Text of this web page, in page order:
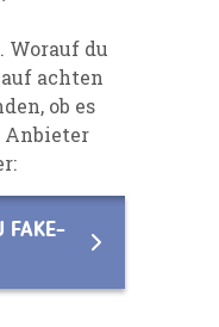
Worauf du
achten
ob es
Anbieter
FAKE-